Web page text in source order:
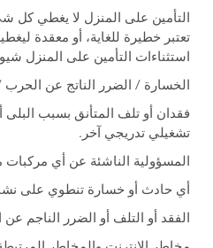
التأمين على المنزل لا يغطي كل
تعتبر خطيرة للغاية، أو معقدة
استثناءات التأمين على المنزل
الخسارة / الضرر الناتج عن الحرب /
فقدان أو تلف المتأنق بسبب البلى
تشغيلي تدريجي آخر.
المسؤولية الناشئة عن أي مركبات
أي حادث أو خسارة تنطوي على
الفقد أو التلف أو الضرر الناجم عن